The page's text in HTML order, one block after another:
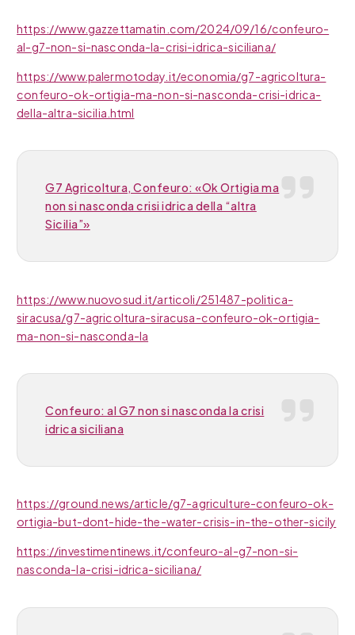
https://www.gazzettamatin.com/2024/09/16/confeuro-
al-g7-non-si-nasconda-la-crisi-idrica-siciliana/
https://www.palermotoday.it/economia/g7-agricoltura-
confeuro-ok-ortigia-ma-non-si-nasconda-crisi-idrica-
della-altra-sicilia.html
G7 Agricoltura, Confeuro: «Ok Ortigia ma
non si nasconda crisi idrica della “altra
Sicilia”»
https://www.nuovosud.it/articoli/251487-politica-
siracusa/g7-agricoltura-siracusa-confeuro-ok-ortigia-
ma-non-si-nasconda-la
Confeuro: al G7 non si nasconda la crisi
idrica siciliana
https://ground.news/article/g7-agriculture-confeuro-ok-
ortigia-but-dont-hide-the-water-crisis-in-the-other-sicily
https://investimentinews.it/confeuro-al-g7-non-si-
nasconda-la-crisi-idrica-siciliana/